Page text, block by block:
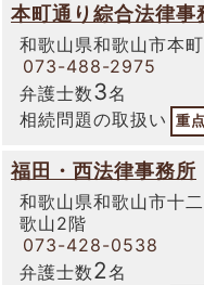
本町通り綜合法律事
和歌山県和歌山市本
073-488-2975
弁護士数3名
相続問題の取扱い
重
福田・西法律事務所
和歌山県和歌山市十
歌山2階
073-428-0538
弁護士数2名